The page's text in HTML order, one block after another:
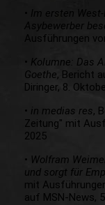
Im ersten
Asybewerber
Ausführungen
• Kolumne: Das
Goethe, Bericht
Diringer, 8.
• in medias res,
Zeitung" mit
2025
• Wolfram
und sorgt für
mit
auf MSN-News,